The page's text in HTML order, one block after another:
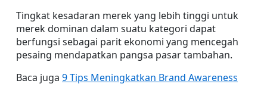
Tingkat kesadaran merek yang lebih tinggi untuk
merek dominan dalam suatu kategori dapat
berfungsi sebagai parit ekonomi yang mencegah
pesaing mendapatkan pangsa pasar tambahan.
Baca juga 9 Tips Meningkatkan Brand Awareness